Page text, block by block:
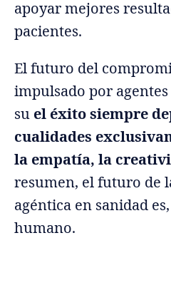
apoyar mejores
pacientes.
El futuro del
impulsado por
su el éxito siempre
cualidades
la empatía, la
resumen, el futuro de
agéntica en sanidad
humano.